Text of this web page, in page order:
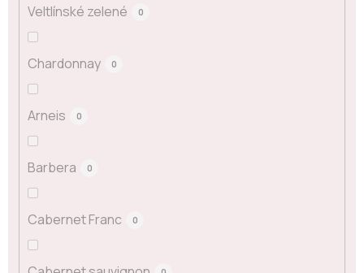
Veltlínské zelené 0
Chardonnay 0
Arneis 0
Barbera 0
Cabernet Franc 0